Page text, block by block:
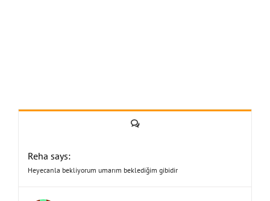
Yorum
Reha says:
Heyecanla bekliyorum umarım beklediğim gibidir